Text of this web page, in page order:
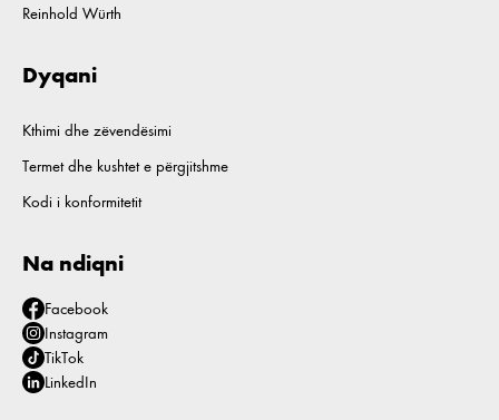
Reinhold Würth
Dyqani
Kthimi dhe zëvendësimi
Termet dhe kushtet e përgjitshme
Kodi i konformitetit
Na ndiqni
Facebook
Instagram
TikTok
LinkedIn